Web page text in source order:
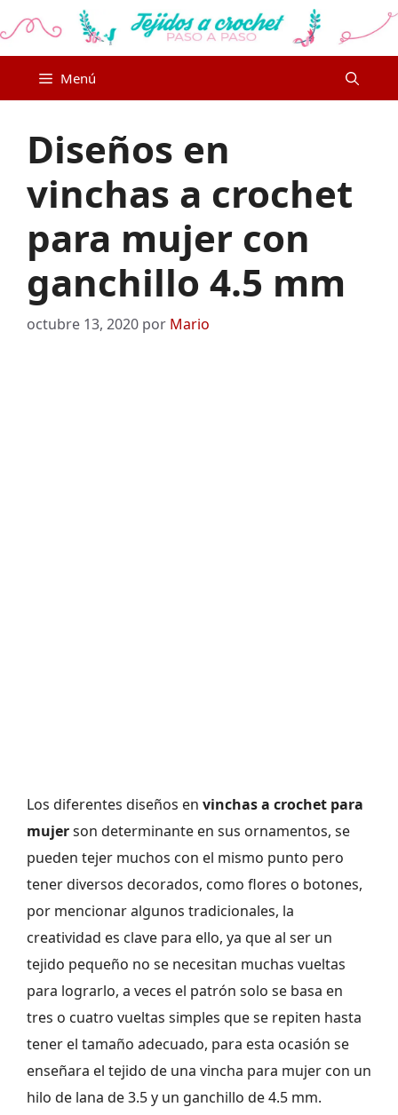
al
Menú
Diseños en
vinchas a crochet
para mujer con
ganchillo 4.5 mm
octubre 13, 2020 por Mario
Los diferentes diseños en vinchas a crochet para
mujerson determinante en sus ornamentos, se
pueden tejer muchos con el mismo punto pero
tener diversos decorados, como flores o botones,
por mencionar algunos tradicionales, la
creatividad es clave para ello, ya que al ser un
tejido pequeño no se necesitan muchas vueltas
para lograrlo, a veces el patrón solo se basa en
tres o cuatro vueltas simples que se repiten hasta
tener el tamaño adecuado, para esta ocasión se
enseñara el tejido de una vincha para mujer con un
hilo de lana de 3.5 y un ganchillo de 4.5 mm.